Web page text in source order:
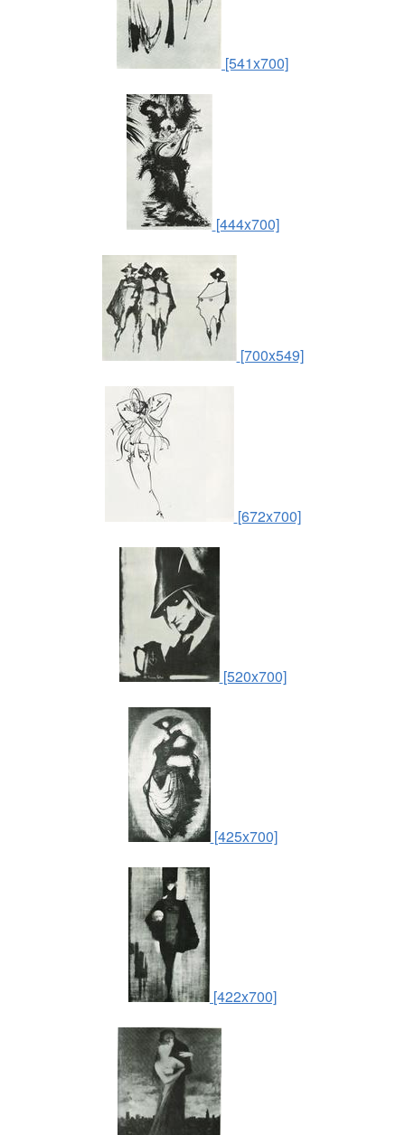
[541x700]
[444x700]
[700x549]
[672x700]
[520x700]
[425x700]
[422x700]